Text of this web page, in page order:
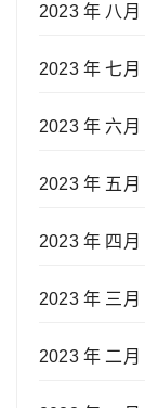
2023 年 八月
2023 年 七月
2023 年 六月
2023 年 五月
2023 年 四月
2023 年 三月
2023 年 二月